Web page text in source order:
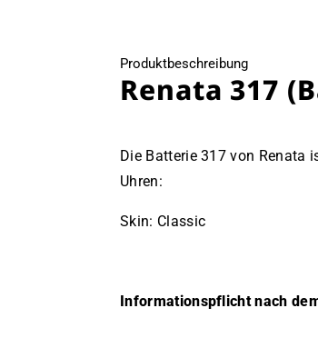
Produktbeschreibung
Renata 317
Die Batterie 317 von Renata
Uhren:
Skin: Classic
Informationspflicht nach